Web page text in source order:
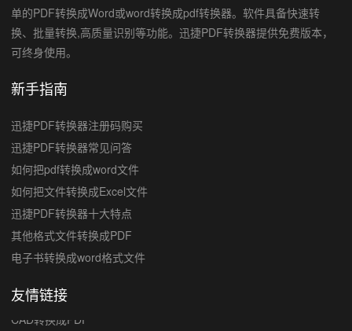
单的PDF转换成Word或word转换成pdf转换器。软件具备快速转
换、批量转换,高质量识别等功能。迅捷PDF转换器提供免费版本，
可终身使用。
新手指南
迅捷PDF转换器注册码购买
迅捷PDF转换器常见问答
如何把pdf转换成word文件
如何把文件转换成Excel文件
迅捷PDF转换器十大特点
其他格式文件转换成PDF
电子书转换成word格式文件
友情链接
迅捷PDF虚拟打印机